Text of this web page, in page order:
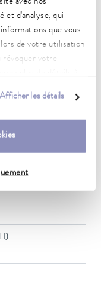
avec nos
et d'analyse, qui
que vous
de votre utilisation
révoquer votre
Afficher les détails